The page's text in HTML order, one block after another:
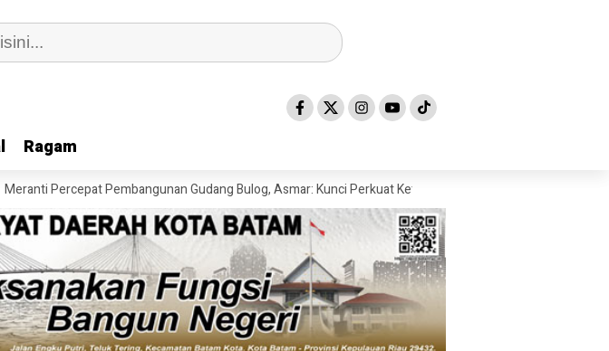
Ragam
Ragam
Pembangunan Gudang Bulog, Asmar: Kunci Perkuat Ketahanan Pangan Daerah Kepulauan